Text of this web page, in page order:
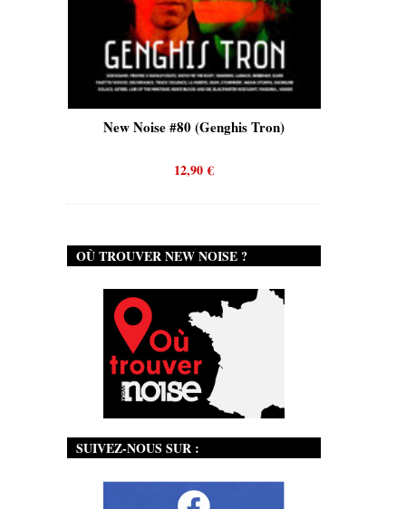
New Noise #80 (Genghis Tron)
12,90€
OÙ TROUVER NEW NOISE ?
SUIVEZ-NOUS SUR :